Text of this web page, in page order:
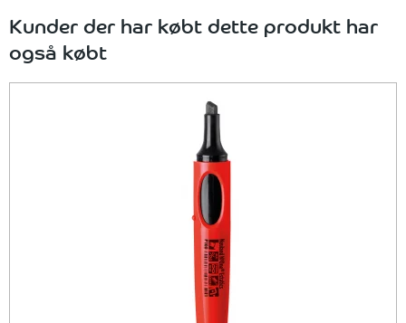
Kunder der har købt dette produkt har
også købt